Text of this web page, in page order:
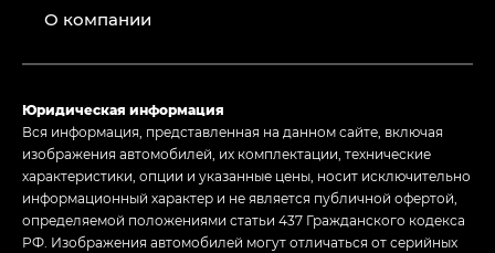
О компании
Юридическая информация
Вся информация, представленная на данном сайте, включая
изображения автомобилей, их комплектации, технические
характеристики, опции и указанные цены, носит исключительно
информационный характер и не является публичной офертой,
определяемой положениями статьи 437 Гражданского кодекса
РФ. Изображения автомобилей могут отличаться от серийных